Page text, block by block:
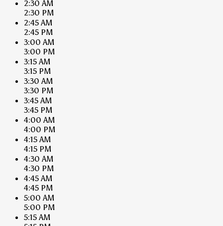
2:30 AM
2:30 PM
2:45 AM
2:45 PM
3:00 AM
3:00 PM
3:15 AM
3:15 PM
3:30 AM
3:30 PM
3:45 AM
3:45 PM
4:00 AM
4:00 PM
4:15 AM
4:15 PM
4:30 AM
4:30 PM
4:45 AM
4:45 PM
5:00 AM
5:00 PM
5:15 AM